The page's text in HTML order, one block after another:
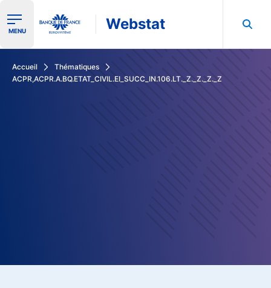
Ouvrir le menu de navigation
MENU Webstat
Accueil
Thématiques
ACPR,ACPR.A.BQ.ETAT_CIVIL.EI_SUCC_IN.106.LT._Z._Z._Z._Z